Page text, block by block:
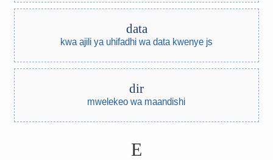
data
kwa ajili ya uhifadhi wa data kwenye js
dir
mwelekeo wa maandishi
E